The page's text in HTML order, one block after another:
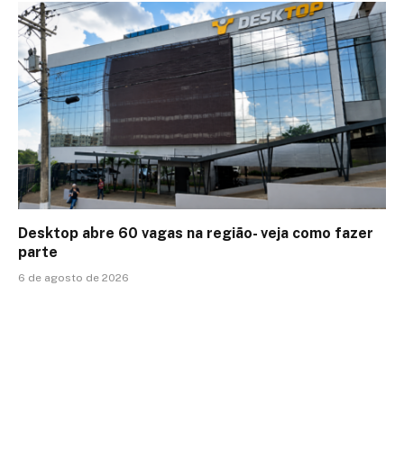
Desktop abre 60 vagas na região- veja como fazer
parte
6 de agosto de 2026